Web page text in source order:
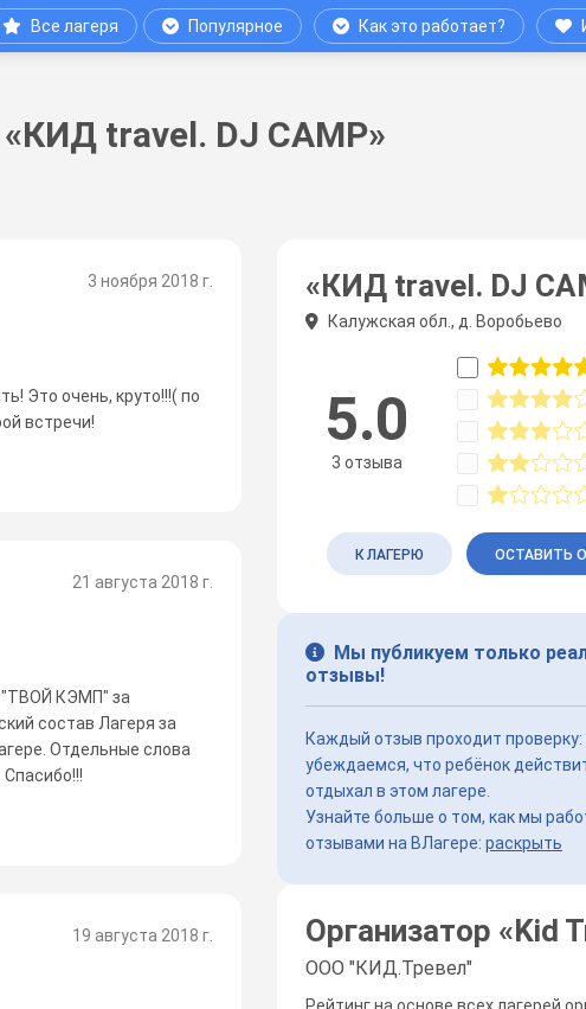
Все лагеря Популярное Как это работает?
travel. DJ CAMP»
3 ноября 2018 г.
Это очень, круто!!!( по
встречи!
21 августа 2018 г.
"ТВОЙ КЭМП" за
состав Лагеря за
Отдельные слова
19 августа 2018 г.
«КИД travel. DJ
Калужская обл., д. Воробьево
5.0
3 отзыва
К ЛАГЕРЮ ОСТАВИТЬ
Мы публикуем только
отзывы!
Каждый отзыв проходит
убеждаемся, что ребёнок
отдыхал в этом лагере.
Узнайте больше о том, как мы
отзывами на ВЛагере: раскрыть
Организатор «Kid
ООО "КИД.Тревел"
Рейтинг на основе всех лагерей